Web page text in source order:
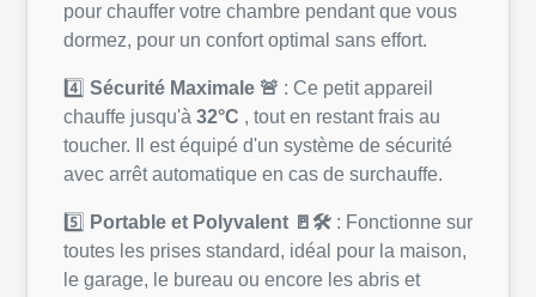
pour chauffer votre chambre pendant que vous
dormez, pour un confort optimal sans effort.
4️⃣ Sécurité Maximale 🚨 : Ce petit appareil
chauffe jusqu'à 32°C , tout en restant frais au
toucher. Il est équipé d'un système de sécurité
avec arrêt automatique en cas de surchauffe.
5️⃣ Portable et Polyvalent 🚪🛠️ : Fonctionne sur
toutes les prises standard, idéal pour la maison,
le garage, le bureau ou encore les abris et